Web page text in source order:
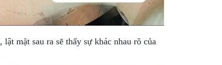
mặt sau ra sẽ thấy sự khác nhau rõ của